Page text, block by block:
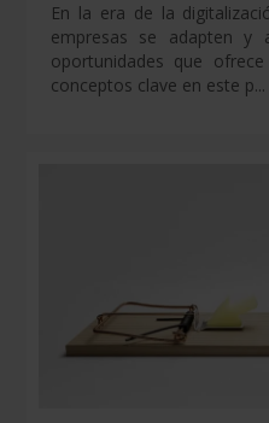
En la era de la
empresas se adapten y
oportunidades que
conceptos clave en este p...